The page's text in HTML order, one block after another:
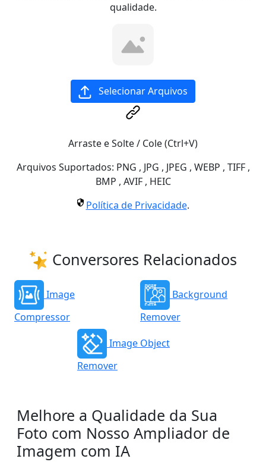
qualidade.
Selecionar Arquivos
Arraste e Solte / Cole (Ctrl+V)
Arquivos Suportados: PNG , JPG , JPEG , WEBP , TIFF,
BMP , AVIF, HEIC
Política de Privacidade.
Conversores Relacionados
Image
Compressor
Background
Remover
Image Object
Remover
Melhore a Qualidade da Sua
Foto com Nosso Ampliador de
Imagem com IA